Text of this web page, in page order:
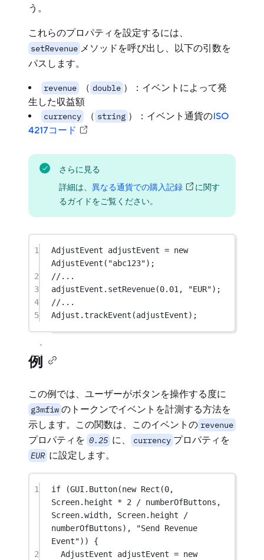
う。
これらのプロパティを設定するには、
setRevenue メソッドを呼び出し、以下の引数を
パスします。
revenue （ double ）：イベントによって発
生した収益額
currency （ string ）：イベント通貨のISO
4217コード
さらに見る
詳細は、 異なる通貨での購入記録
に関す
るガイドをご覧ください。
1 AdjustEvent adjustEvent = new
AdjustEvent ( "abc123");
2
//...
3
adjustEvent. setRevenue(0.01, "EUR");
4
//...
5
Adjust.trackEvent (adjustEvent);
例
この例では、ユーザーがボタンを操作する度に
g3mfiw のトークンでイベントを計測する方法を
示します。この関数は、このイベントの revenue
プロパティを 0.25 に、 currency プロパティを
EUR に設定します。
1 if (GUI. Button(new Rect (0,
Screen.height * 2 / numberOfButtons,
Screen.width, Screen.height /
numberOfButtons),
"Send Revenue
Event")) {
2
AdjustEvent adjustEvent = new